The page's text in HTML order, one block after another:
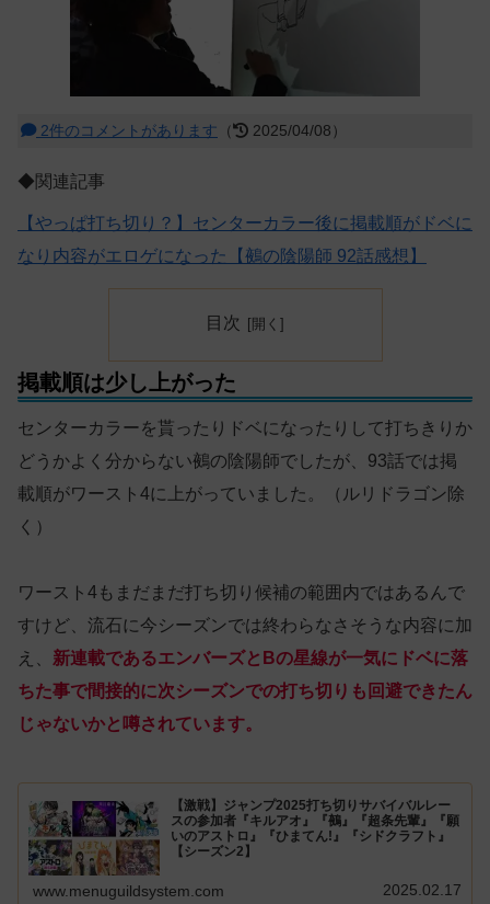
2件のコメントがあります （ 2025/04/08）
◆関連記事
【やっぱ打ち切り？】センターカラー後に掲載順がドベに
なり内容がエロゲになった【鵺の陰陽師 92話感想】
目次
掲載順は少し上がった
センターカラーを貰ったりドベになったりして打ちきりか
どうかよく分からない鵺の陰陽師でしたが、93話では掲
載順がワースト4に上がっていました。（ルリドラゴン除
く）
ワースト4もまだまだ打ち切り候補の範囲内ではあるんで
すけど、流石に今シーズンでは終わらなさそうな内容に加
え、 新連載であるエンバーズとBの星線が一気にドベに落
ちた事で間接的に次シーズンでの打ち切りも回避できたん
じゃないかと噂されています。
【激戦】ジャンプ2025打ち切りサバイバルレー
スの参加者『キルアオ』『鵺』『超条先輩』『願
いのアストロ』『ひまてん!』『シドクラフト』
【シーズン2】
www.menuguildsystem.com 2025.02.17